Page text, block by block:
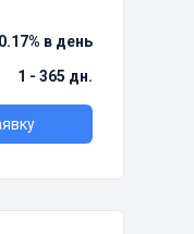
в день
1 - 365 дн.